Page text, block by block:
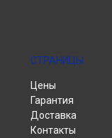
СТРАНИЦЫ
Цены
Гарантия
Доставка
Контакты